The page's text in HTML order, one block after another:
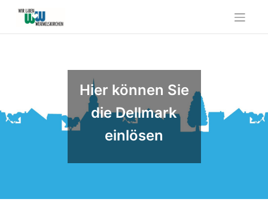
Hier können Sie
die Dellmark
einlösen